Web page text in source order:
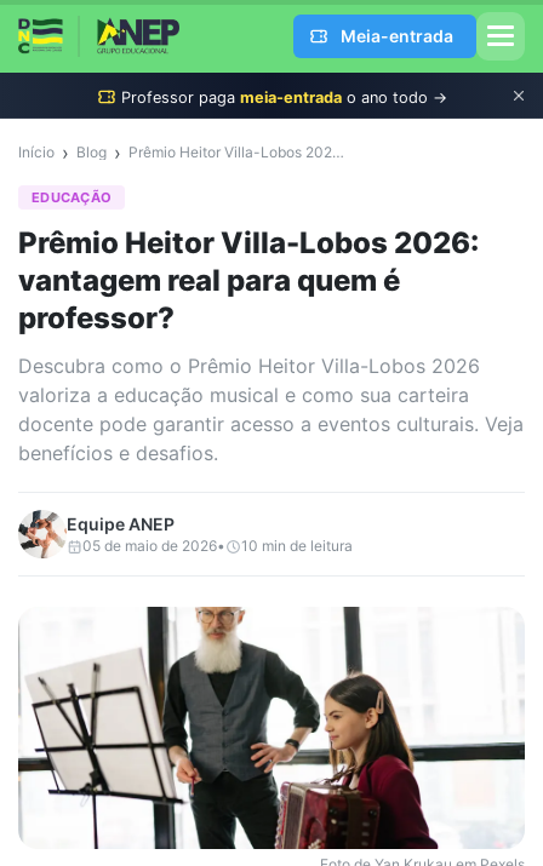
Meia-entrada
Professorpaga meia-entrada o ano todo →
Início › Blog › Prêmio Heitor Villa-Lobos 2026: vantagem real para quem é professor?
EDUCAÇÃO
Prêmio Heitor Villa-Lobos 2026:
vantagem real para quem é
professor?
Descubra como o Prêmio Heitor Villa-Lobos 2026
valoriza a educação musical e como sua carteira
docente pode garantir acesso a eventos culturais. Veja
benefícios e desafios.
EquipeANEP
05 de maio de 2026• 10 min de leitura